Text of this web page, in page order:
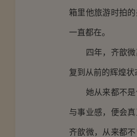
箱里他旅游时拍
一直都在。
四年，齐歆微离
复到从前的辉煌状
她从来都不是什
与事业感，便会
齐歆微，从来都